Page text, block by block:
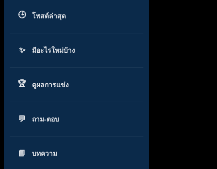
โพสต์ล่าสุด
มีอะไรใหม่บ้าง
ดูผลการแข่ง
ถาม-ตอบ
บทความ